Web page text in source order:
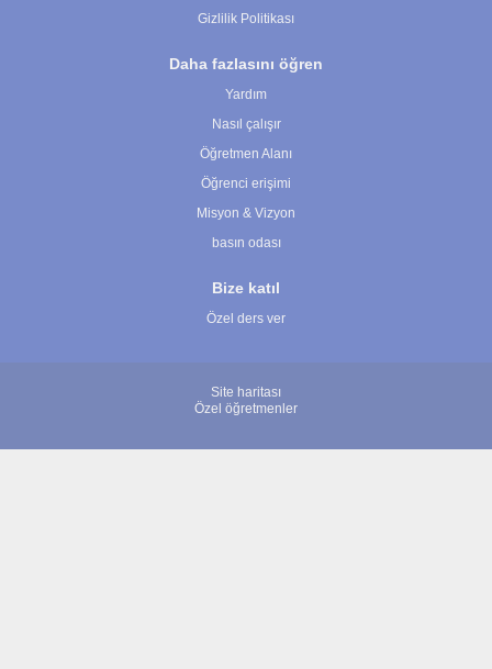
Gizlilik Politikası
Daha fazlasını öğren
Yardım
Nasıl çalışır
Öğretmen Alanı
Öğrenci erişimi
Misyon & Vizyon
basın odası
Bize katıl
Özel ders ver
Site haritası
Özel öğretmenler